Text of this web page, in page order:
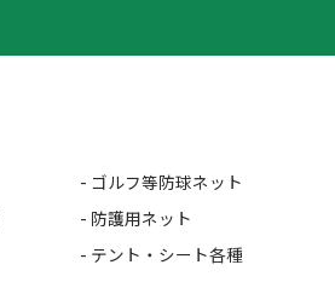
- ゴルフ等防球ネット
- 防護用ネット
- テント・シート各種